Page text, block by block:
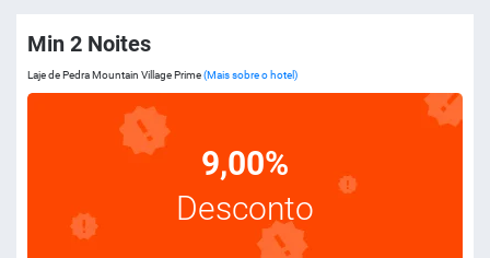
Min 2 Noites
Laje de Pedra Mountain Village Prime(Mais sobre o hotel)
9,00%
Desconto